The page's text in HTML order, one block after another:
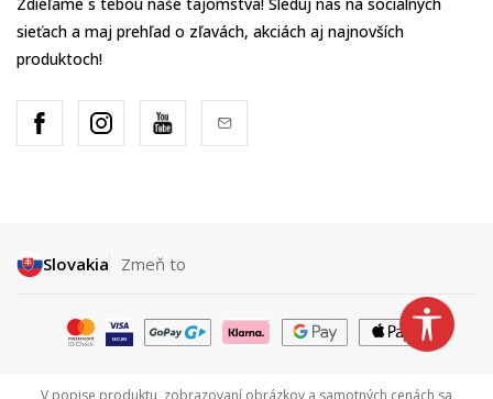
sieťach a maj prehľad o zľavách, akciách aj najnovších
produktoch!
Slovakia Zmeň to